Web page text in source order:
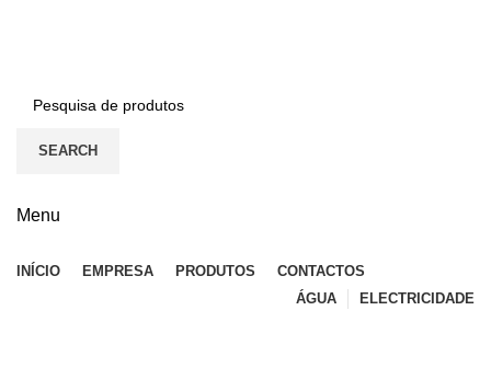
SEARCH
Menu
INÍCIO EMPRESA PRODUTOS
CONTACTOS
ÁGUA
ELECTRICIDADE